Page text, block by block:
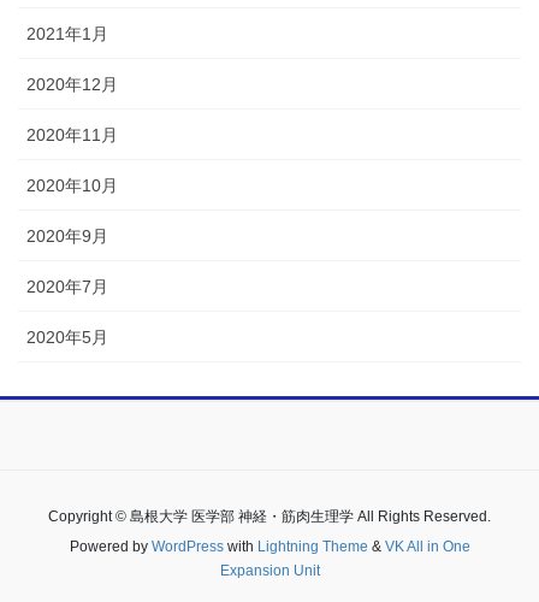
2021年1月
2020年12月
2020年11月
2020年10月
2020年9月
2020年7月
2020年5月
Copyright © 島根大学 医学部 神経・筋肉生理学 All Rights Reserved.
Powered by WordPresswith Lightning Theme & VK All in One
Expansion Unit